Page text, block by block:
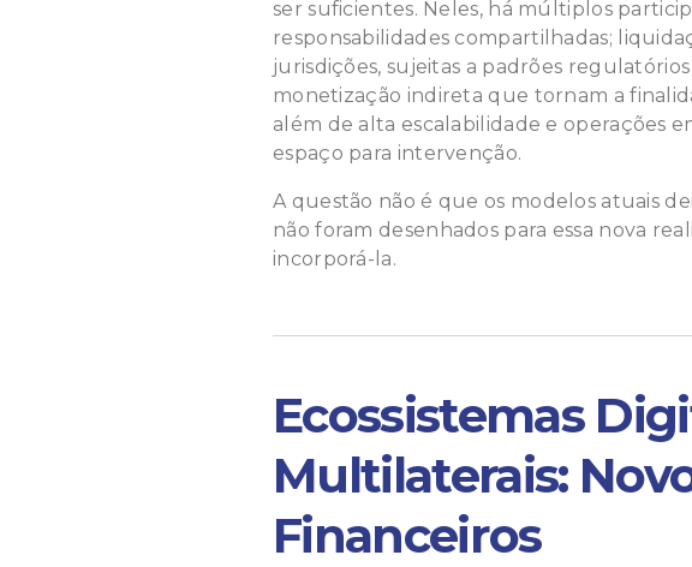
ser suficientes. Neles, há múltiplos
responsabilidades compartilhadas;
jurisdições, sujeitas a padrões
monetização indireta que tornam a
além de alta escalabilidade e operações
espaço para intervenção.
A questão não é que os modelos atuais
não foram desenhados para essa nova
incorporá-la.
Ecossistemas
Multilaterais:
Financeiros